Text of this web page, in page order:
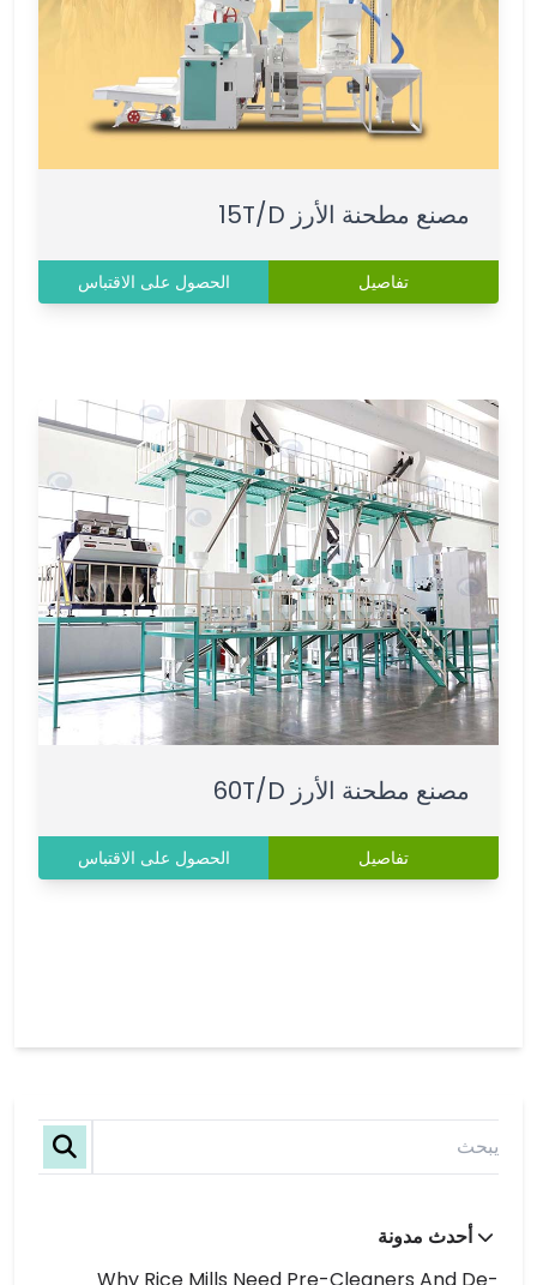
أحدث مدونة
مصنع مطحنة الأرز 15T/D
تفاصيل الحصول على الاقتباس
مصنع مطحنة الأرز 60T/D
تفاصيل الحصول على الاقتباس